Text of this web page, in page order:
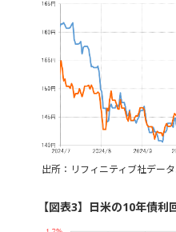
出所：リフィニティブ社デー
【図表3】日米の10年債利